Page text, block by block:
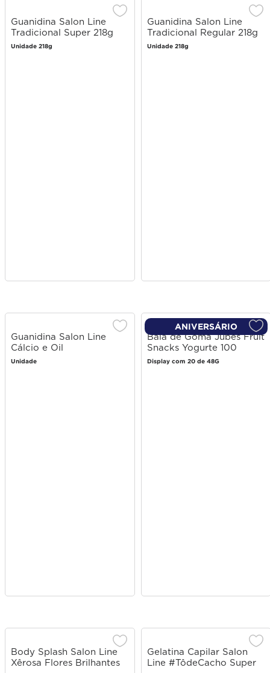
Guanidina Salon Line
Tradicional Super 218g
Unidade 218g
Guanidina Salon Line
Tradicional Regular 218g
Unidade 218g
Guanidina Salon Line
Cálcio e Oil
Unidade
ANIVERSÁRIO
Bala de Goma Jubes Fruit
Snacks Yogurte 100
Morango com Creme 48g
Display com 20 de 48G
Body Splash Salon Line
Xêrosa Flores Brilhantes
Gelatina Capilar Salon
Line #TôdeCacho Super